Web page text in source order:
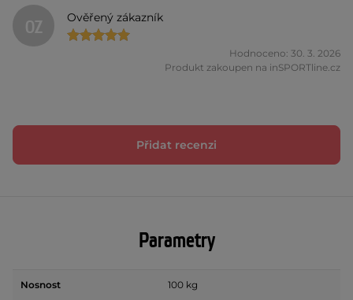
OZ Ověřený zákazník
Hodnoceno: 30. 3. 2026
Produkt zakoupen na inSPORTline.cz
Přidat recenzi
Parametry
Nosnost 100 kg